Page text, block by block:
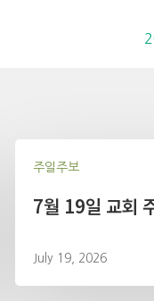
주일주보
7월 19일 교회
July 19, 2026